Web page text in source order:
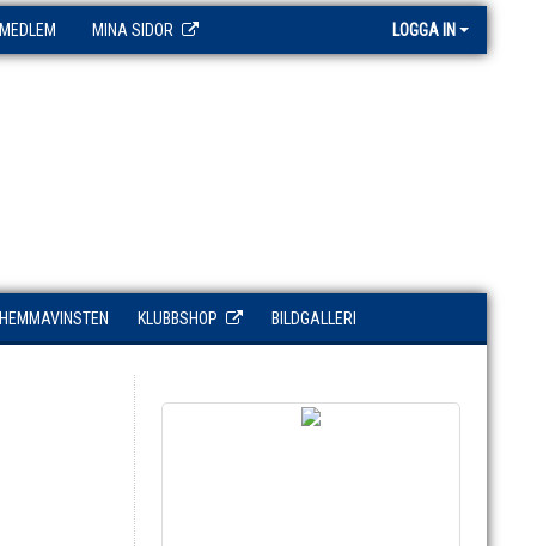
MEDLEM MINA SIDOR LOGGA IN
HEMMAVINSTEN KLUBBSHOP BILDGALLERI